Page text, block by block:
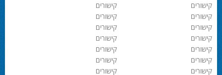
קישורים קישורים
קישורים קישורים
קישורים קישורים
קישורים קישורים
קישורים קישורים
קישורים קישורים
קישורים קישורים